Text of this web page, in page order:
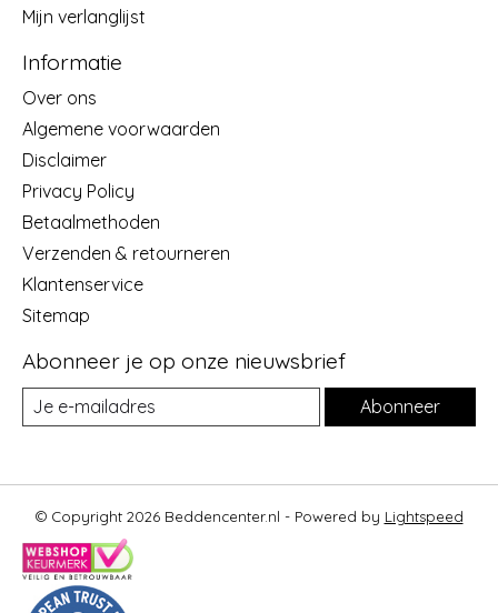
Mijn verlanglijst
Informatie
Over ons
Algemene voorwaarden
Disclaimer
Privacy Policy
Betaalmethoden
Verzenden & retourneren
Klantenservice
Sitemap
Abonneer je op onze nieuwsbrief
Abonneer
© Copyright 2026 Beddencenter.nl - Powered by Lightspeed